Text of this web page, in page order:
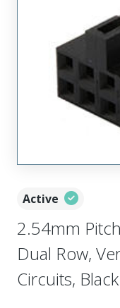
Active
2.54mm
Dual Row,
Circuits, Black